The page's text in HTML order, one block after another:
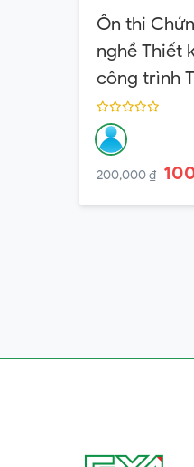
Ôn thi
nghề Thiết
công trình
điều Hạng 2
200,000 ₫